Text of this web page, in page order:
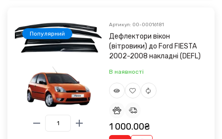
Популярний
Артикул: 00-00016181
Дефлектори вікон
(вітровики) до Ford FIESTA
2002-2008 накладні (DEFL)
В наявності
1 000.00₴